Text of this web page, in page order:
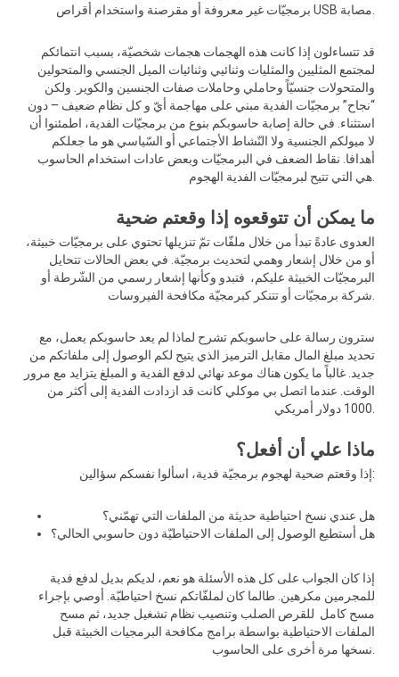
قد تتساءلون إذا كانت هذه الهجمات هجمات شخصيّة، بسبب انتمائكم
لمجتمع المثليين والمثليات وثنائيي وثنائيات الميل الجنسي والمتحولين
والمتحولات جنسيّاً وحاملي وحاملات صفات الجنسين والكوير. ولكن
“نجاح” برمجيّات الفدية مبني على مهاجمة أيّ و كل نظام ضعيف – دون
استثناء. في حالة إصابة حاسوبكم بنوع من برمجيّات الفدية، اطمئنوا أن
لا ميولكم الجنسية ولا النّشاط الأجتماعي أو السّياسي هو ما جعلكم
أهدافا. نقاط الضعف في البرمجيّات وبعض عادات استخدام الحاسوب
ما يمكن أن تتوقعوه إذا وقعتم ضحية
العدوى عادةً تبدأ من خلال ملفّات تمّ تنزيلها تحتوي على برمجيّات خبيثة،
أو من خلال إشعار وهمي لتحديث برمجيّة. في بعض الحالات تتحايل
البرمجيّات الخبيثة عليكم، فتبدو وكأنها إشعار رسمي من الشّرطة أو
سترون رسالة على حاسوبكم تشرح لماذا لم يعد حاسوبكم يعمل، مع
تحديد مبلغ المال مقابل الترميز الذي يتيح لكم الوصول إلى ملفاتكم من
جديد. غالباً ما يكون هناك موعد نهائي لدفع الفدية و المبلغ يتزايد مع مرور
الوقت. عندما اتصل بي موكلي كانت قد ازدادت الفدية إلى أكثر من
ماذا علي أن أفعل؟
إذا وقعتم ضحية لهجوم برمجيّة فدية، اسألوا نفسكم سؤالين:
هل عندي نسخ احتياطية حديثة من الملفات التي تهمّني؟
هل أستطيع الوصول إلى الملفات الاحتياطيّة دون حاسوبي الحالي؟
إذا كان الجواب على كل هذه الأسئلة هو نعم، لديكم بديل لدفع فدية
للمجرمين مكرهين. طالما كان لملفّاتكم نسخ احتياطيّة. أوصي بإجراء
مسح كامل للقرص الصلب وتنصيب نظام تشغيل جديد، ثم مسح
الملفات الاحتياطية بواسطة برامج مكافحة البرمجيات الخبيثة قبل